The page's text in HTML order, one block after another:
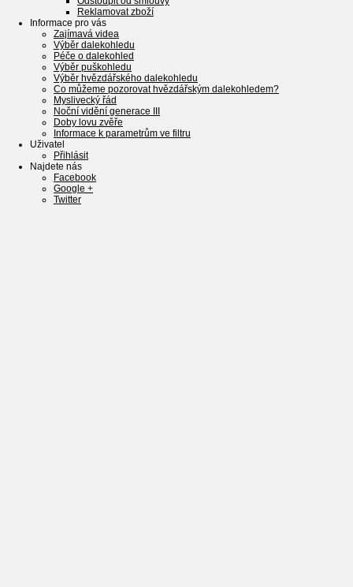
Reklamovat zboží
Informace pro vás
Zajímavá videa
Výběr dalekohledu
Péče o dalekohled
Výběr puškohledu
Výběr hvězdářského dalekohledu
Co můžeme pozorovat hvězdářským dalekohledem?
Myslivecký řád
Noční vidění generace III
Doby lovu zvěře
Informace k parametrům ve filtru
Uživatel
Přihlásit
Najdete nás
Facebook
Google +
Twitter